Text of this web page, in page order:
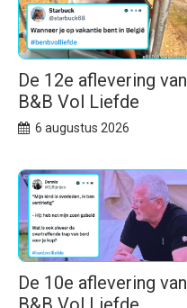
De 12e aflevering van
B&B Vol Liefde
6 augustus 2026
De 10e aflevering van